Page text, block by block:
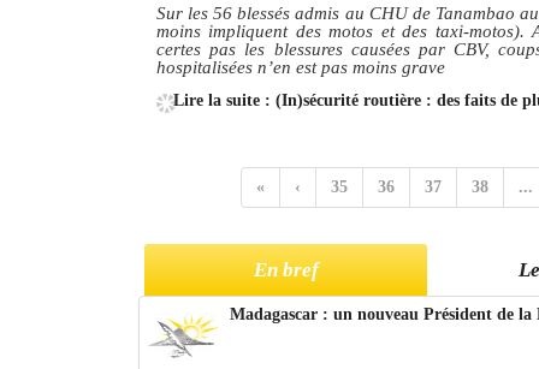
Sur les 56 blessés admis au CHU de Tanambao
moins impliquent des motos et des taxi-motos).
certes pas les blessures causées par CBV,
hospitalisées n’en est pas moins grave
Lire la suite : (In)sécurité routière : des faits de
« ‹ 35 36 37 38 ...
En bref
Madagascar : un nouveau Président de